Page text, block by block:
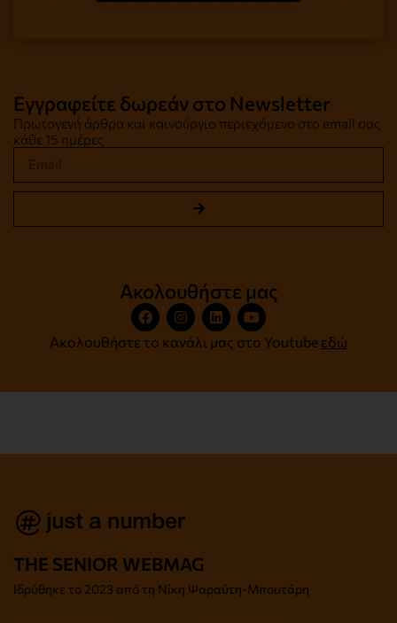
Εγγραφείτε δωρεάν στο Newsletter
Πρωτογενή άρθρα και καινούργιο περιεχόμενο στο email σας
κάθε 15 ημέρες
Ακολουθήστε μας
Ακολουθήστε το κανάλι μας στο Youtube εδώ
THE SENIOR WEBMAG
Iδρύθηκε το 2023 από τη Νίκη Ψαραύτη-Μπουτάρη